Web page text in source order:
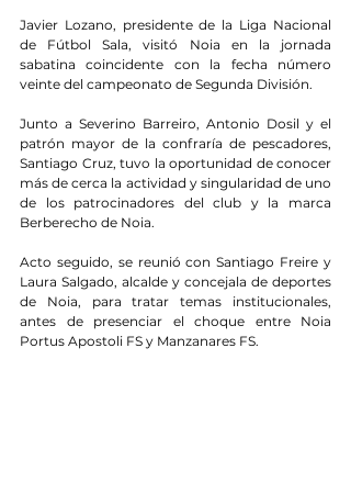
Javier Lozano, presidente de la Liga Nacional
de Fútbol Sala, visitó Noia en la jornada
sabatina coincidente con la fecha número
veinte del campeonato de Segunda División.
Junto a Severino Barreiro, Antonio Dosil y el
patrón mayor de la confraría de pescadores,
Santiago Cruz, tuvo la oportunidad de conocer
más de cerca la actividad y singularidad de uno
de los patrocinadores del club y la marca
Berberecho de Noia.
Acto seguido, se reunió con Santiago Freire y
Laura Salgado, alcalde y concejala de deportes
de Noia, para tratar temas institucionales,
antes de presenciar el choque entre Noia
Portus Apostoli FS y Manzanares FS.